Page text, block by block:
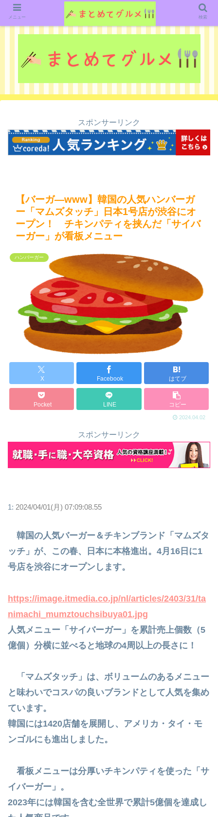
グルメ関連のいろいろなニューススレッドを紹介していきます。（鋭意作成中で
す）
スポンサーリンク
【バーガ―www】韓国の人気ハンバーガ
ー「マムズタッチ」日本1号店が渋谷にオ
ープン！ チキンパティを挟んだ「サイバ
ーガー」が看板メニュー
ハンバーガー
X Facebook はてブ
Pocket LINE コピー
2024.04.02
スポンサーリンク
1: 2024/04/01(月) 07:09:08.55
韓国の人気バーガー＆チキンブランド「マムズタ
ッチ」が、この春、日本に本格進出。4月16日に1
号店を渋谷にオープンします。
https://image.itmedia.co.jp/nl/articles/2403/31/ta
nimachi_mumztouchsibuya01.jpg
人気メニュー「サイバーガー」を累計売上個数（5
億個）分横に並べると地球の4周以上の長さに！
「マムズタッチ」は、ボリュームのあるメニュー
と味わいでコスパの良いブランドとして人気を集め
ています。
韓国には1420店舗を展開し、アメリカ・タイ・モ
ンゴルにも進出しました。
看板メニューは分厚いチキンパティを使った「サ
イバーガー」。
2023年には韓国を含む全世界で累計5億個を達成し
メニュー 検索